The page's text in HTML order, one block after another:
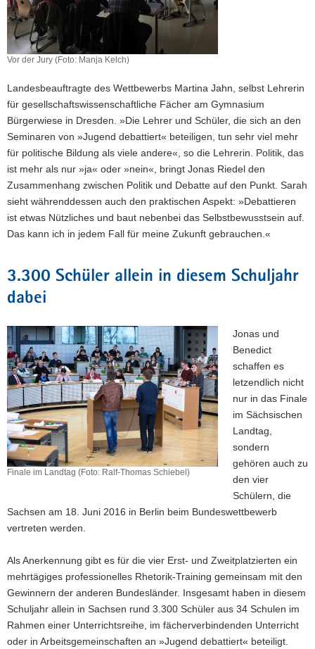
Vor der Jury (Foto: Manja Kelch)
Landesbeauftragte des Wettbewerbs Martina Jahn, selbst Lehrerin
für gesellschaftswissenschaftliche Fächer am Gymnasium
Bürgerwiese in Dresden. »Die Lehrer und Schüler, die sich an den
Seminaren von »Jugend debattiert« beteiligen, tun sehr viel mehr
für politische Bildung als viele andere«, so die Lehrerin. Politik, das
ist mehr als nur »ja« oder »nein«, bringt Jonas Riedel den
Zusammenhang zwischen Politik und Debatte auf den Punkt. Sarah
sieht währenddessen auch den praktischen Aspekt: »Debattieren
ist etwas Nützliches und baut nebenbei das Selbstbewusstsein auf.
Das kann ich in jedem Fall für meine Zukunft gebrauchen.«
3.300 Schüler allein in diesem Schuljahr
dabei
Finale im Landtag (Foto: Ralf-Thomas Schiebel)
Jonas und
Benedict
schaffen es
letzendlich nicht
nur in das Finale
im Sächsischen
Landtag,
sondern
gehören auch zu
den vier
Schülern, die
Sachsen am 18. Juni 2016 in Berlin beim Bundeswettbewerb
vertreten werden.
Als Anerkennung gibt es für die vier Erst- und Zweitplatzierten ein
mehrtägiges professionelles Rhetorik-Training gemeinsam mit den
Gewinnern der anderen Bundesländer. Insgesamt haben in diesem
Schuljahr allein in Sachsen rund 3.300 Schüler aus 34 Schulen im
Rahmen einer Unterrichtsreihe, im fächerverbindenden Unterricht
oder in Arbeitsgemeinschaften an »Jugend debattiert« beteiligt.